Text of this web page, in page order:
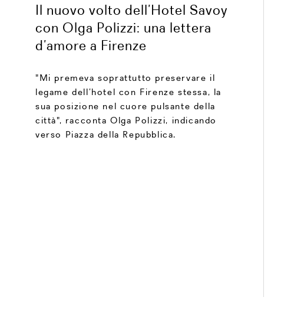
Il nuovo volto dell’Hotel Savoy
con Olga Polizzi: una lettera
d’amore a Firenze
"Mi premeva soprattutto preservare il
legame dell’hotel con Firenze stessa, la
sua posizione nel cuore pulsante della
città", racconta Olga Polizzi, indicando
verso Piazza della Repubblica.